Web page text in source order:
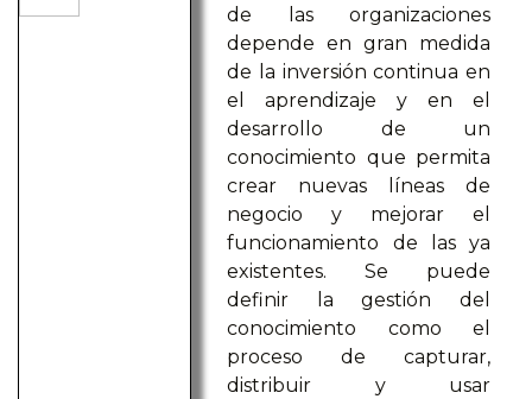
de las organizaciones
depende en gran medida
de la inversión continua en
el aprendizaje y en el
desarrollo de un
conocimiento que permita
crear nuevas líneas de
negocio y mejorar el
funcionamiento de las ya
existentes. Se puede
definir la gestión del
conocimiento como el
proceso de capturar,
distribuir y usar